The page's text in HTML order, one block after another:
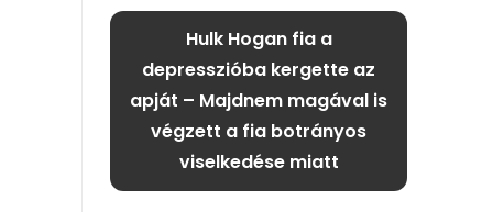
Hulk Hogan fia a
depresszióba kergette az
apját – Majdnem magával is
végzett a fia botrányos
viselkedése miatt